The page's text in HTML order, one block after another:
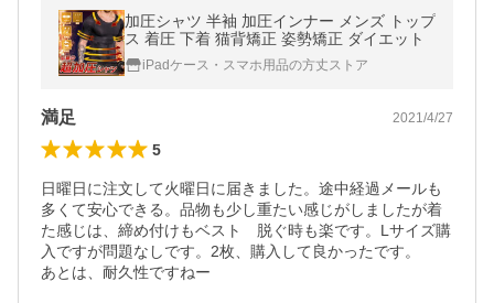
加圧シャツ 半袖 加圧インナー メンズ トップ
ス 着圧 下着 猫背矯正 姿勢矯正 ダイエット
iPadケース・スマホ用品の方丈ストア
満足 2021/4/27
5
日曜日に注文して火曜日に届きました。途中経過メールも
多くて安心できる。品物も少し重たい感じがしましたが着
た感じは、締め付けもベスト　脱ぐ時も楽です。Lサイズ購
入ですが問題なしです。2枚、購入して良かったです。
あとは、耐久性ですねー